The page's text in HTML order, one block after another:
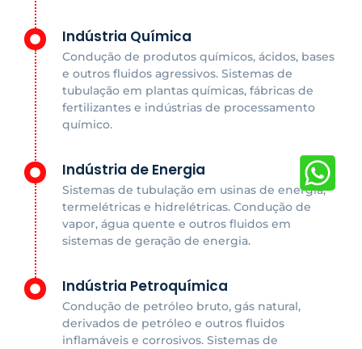
Indústria Química
Condução de produtos químicos, ácidos, bases
e outros fluidos agressivos. Sistemas de
tubulação em plantas químicas, fábricas de
fertilizantes e indústrias de processamento
químico.
Indústria de Energia
Sistemas de tubulação em usinas de energia,
termelétricas e hidrelétricas. Condução de
vapor, água quente e outros fluidos em
sistemas de geração de energia.
Indústria Petroquímica
Condução de petróleo bruto, gás natural,
derivados de petróleo e outros fluidos
inflamáveis e corrosivos. Sistemas de